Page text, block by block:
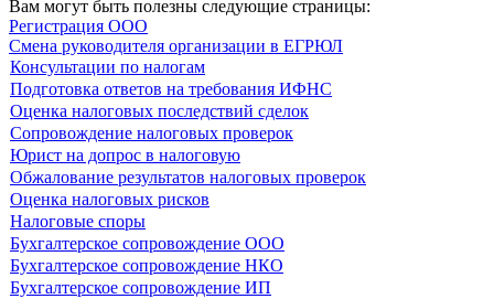
Вам могут быть полезны следующие страницы:
Регистрация ООО
Смена руководителя организации в ЕГРЮЛ
Консультации по налогам
Подготовка ответов на требования ИФНС
Оценка налоговых последствий сделок
Сопровождение налоговых проверок
Юрист на допрос в налоговую
Обжалование результатов налоговых проверок
Оценка налоговых рисков
Налоговые споры
Бухгалтерское сопровождение ООО
Бухгалтерское сопровождение НКО
Бухгалтерское сопровождение ИП